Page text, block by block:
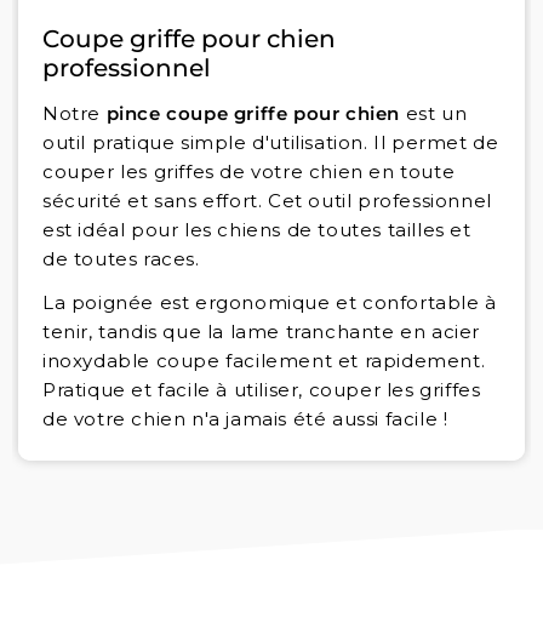
Coupe griffe pour chien
professionnel
Notre pince coupe griffe pour chien est un
outil pratique simple d'utilisation. Il permet de
couper les griffes de votre chien en toute
sécurité et sans effort. Cet outil professionnel
est idéal pour les chiens de toutes tailles et
de toutes races.
La poignée est ergonomique et confortable à
tenir, tandis que la lame tranchante en acier
inoxydable coupe facilement et rapidement.
Pratique et facile à utiliser, couper les griffes
de votre chien n'a jamais été aussi facile !